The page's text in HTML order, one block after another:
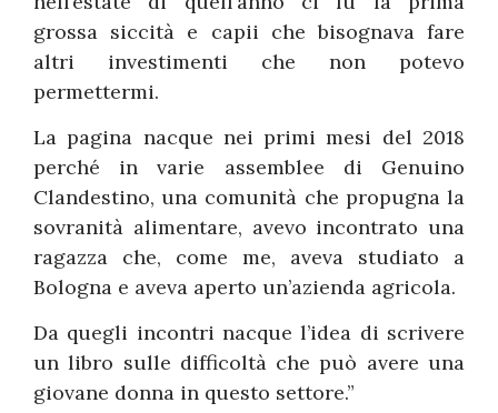
grossa siccità e capii che bisognava fare
altri investimenti che non potevo
permettermi.
La pagina nacque nei primi mesi del 2018
perché in varie assemblee di Genuino
Clandestino, una comunità che propugna la
sovranità alimentare, avevo incontrato una
ragazza che, come me, aveva studiato a
Bologna e aveva aperto un’azienda agricola.
Da quegli incontri nacque l’idea di scrivere
un libro sulle difficoltà che può avere una
giovane donna in questo settore.”